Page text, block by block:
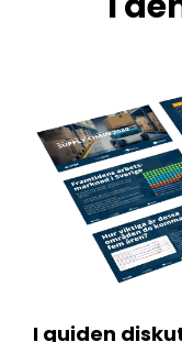
I guiden